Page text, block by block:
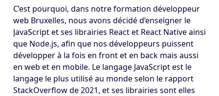
C’est pourquoi, dans notre formation développeur
web Bruxelles, nous avons décidé d’enseigner le
JavaScript et ses librairies React et React Native ainsi
que Node.js, afin que nos développeurs puissent
développer à la fois en front et en back mais aussi
en web et en mobile. Le langage JavaScript est le
langage le plus utilisé au monde selon le rapport
StackOverflow de 2021, et ses librairies sont elles